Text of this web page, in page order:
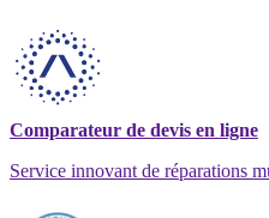
Comparateur de devis en ligne
Service innovant de réparations